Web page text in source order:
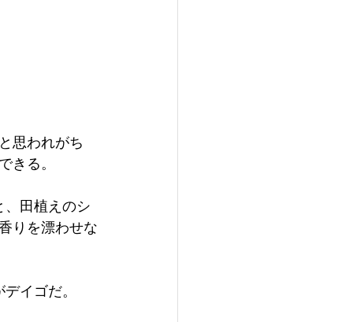
思われがち
きる。
、田植えのシ
りを漂わせな
イゴだ。